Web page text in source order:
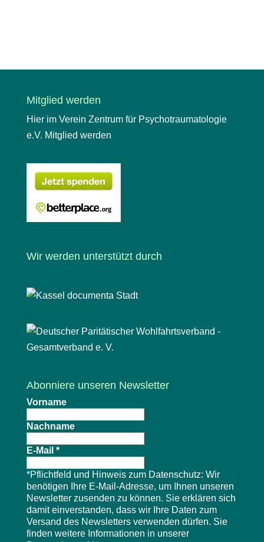
Mitglied werden
Hier im Verein Zentrum für Psychotraumatologie
e.V. Mitglied werden
Wir werden unterstützt durch
Abonniere unseren Newsletter
Vorname
Nachname
E-Mail *
*Pflichtfeld und Hinweis zum Datenschutz: Wir
benötigen Ihre E-Mail-Adresse, um Ihnen unseren
Newsletter zusenden zu können. Sie erklären sich
damit einverstanden, dass wir Ihre Daten zum
Versand des Newsletters verwenden dürfen. Sie
finden weitere Informationen in unserer